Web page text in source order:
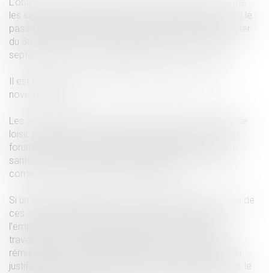
les salariés qui interviennent dans les établissements où le
passe sanitaire est demandé aux clients, et ce à compter
du 30 août 2021 pour les majeurs et à compter du 30
septembre 2021 pour les mineurs entre 12 et 17 ans.
Il est prévu que cette obligation ait pour terme le 15
novembre 2021.
Les activités concernées sont les suivantes : activités de
loisir, restaurants et cafés (sauf restauration collective),
forums, séminaires, salons professionnels, services de
santé sauf cas d’urgence, transports publics, centres
commerciaux sur décision préfectorale.
Si un salarié travaillant dans un établissement ayant une de
ces activités ne présente pas son passe sanitaire,
l’employeur lui notifie la suspension de son contrat de
travail, cette suspension impliquant une privation de
rémunération, suspension prenant fin à la production du
justificatif demandé. Préalablement à cette suspension, le